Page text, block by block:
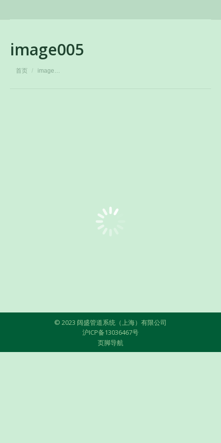
image005
您在这里：
首页 image…
© 2023 阔盛管道系统（上海）有限公司
沪ICP备13036467号
页脚导航